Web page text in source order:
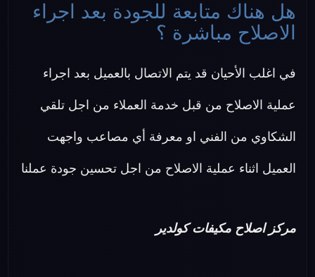
هل هناك متابعة للجودة بعد اجراء
الاصلاح مباشرة ؟
في اغلب الأحيان قد يتم الاتصال بالعميل بعد اجراء
عملية الاصلاح من قبل خدمة العملاء من اجل تلقي
الشكاوي من الفني او معرفة أي مصاعب واجهت
العميل اثناء عملية الاصلاح من اجل تحسين جودة عملنا
مركز اصلاح مكيفات كولدير